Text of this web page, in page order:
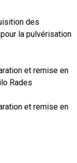
des
la pulvérisation
et remise en
Rades
et remise en